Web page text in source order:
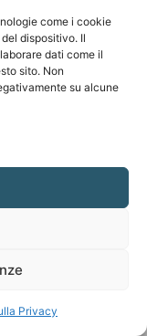
come i cookie
dispositivo. Il
dati come il
sito. Non
su alcune
Privacy